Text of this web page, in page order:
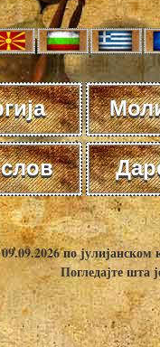
по
Погледајте шта